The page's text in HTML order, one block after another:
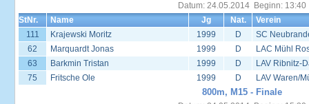
Datum: 24.05.2014 Beginn: 13:40
StNr.
Name Jg Nat.
Verein
111
Krajewski Moritz 1999 D
SC
62
Marquardt Jonas 1999 D
LAC Mühl
63
Barkmin Tristan 1999 D
LAV Ribnitz-
75
Fritsche Ole 1999 D LAV Waren/
800m, M15 - Finale